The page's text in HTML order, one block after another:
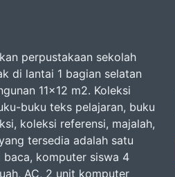
perpustakaan sekolah
di lantai 1 bagian selatan
11x12 m2. Koleksi
buku teks pelajaran, buku
koleksi referensi, majalah,
tersedia adalah satu
baca, komputer siswa 4
AC, 2 unit komputer